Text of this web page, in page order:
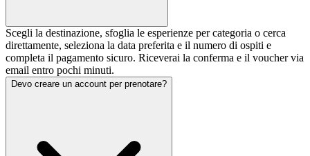
Scegli la destinazione, sfoglia le esperienze per categoria o cerca
direttamente, seleziona la data preferita e il numero di ospiti e
completa il pagamento sicuro. Riceverai la conferma e il voucher via
email entro pochi minuti.
Devo creare un account per prenotare?